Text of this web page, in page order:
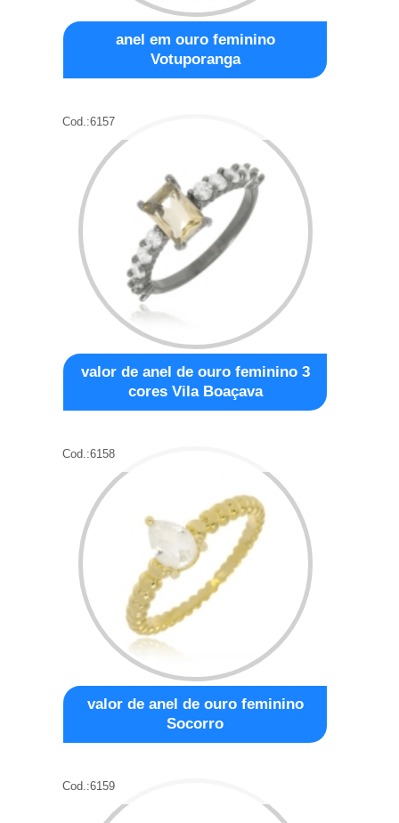
anel em ouro feminino
Votuporanga
Cod.:6157
valor de anel de ouro feminino 3
cores Vila Boaçava
Cod.:6158
valor de anel de ouro feminino
Socorro
Cod.:6159